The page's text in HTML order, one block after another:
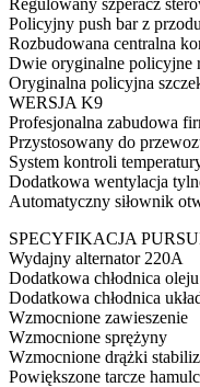
Regulowany szperacz
Policyjny push bar z przodu
Rozbudowana centralna
Dwie oryginalne policyjne
Oryginalna policyjna
WERSJA K9
Profesjonalna zabudowa
Przystosowany do
System kontroli
Dodatkowa wentylacja
Automatyczny siłownik
SPECYFIKACJA
Wydajny alternator 220A
Dodatkowa chłodnica oleju
Dodatkowa chłodnica
Wzmocnione zawieszenie
Wzmocnione sprężyny
Wzmocnione drążki
Powiększone tarcze